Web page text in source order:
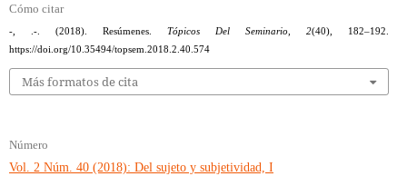
Cómo citar
-, .-. (2018). Resúmenes.Tópicos Del Seminario ,2(40), 182–192.
https://doi.org/10.35494/topsem.2018.2.40.574
Más formatos de cita
Número
Vol. 2 Núm. 40 (2018): Del sujeto y subjetividad, I